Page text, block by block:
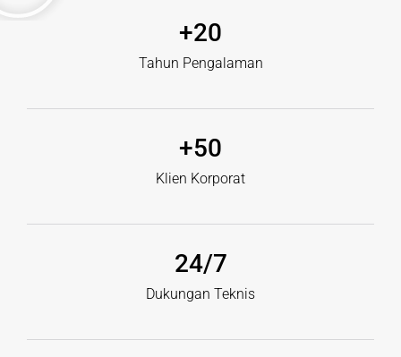
Tahun Pengalaman​
+20
Klien Korporat
+50
Dukungan Teknis
24/7